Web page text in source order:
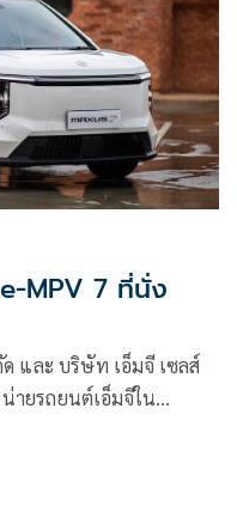
MPV 7 ที่นั่ง
และ บริษัท เอ็มจี เซลส์
ายรถยนต์เอ็มจีใน